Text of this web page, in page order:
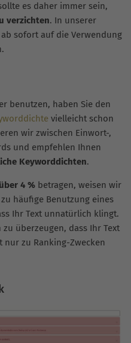
es daher immer sein,
verzichten. In unserer
sofort auf die Verwendung
benutzen, haben Sie den
vielleicht schon
wir zwischen Einwort-,
und empfehlen Ihnen
Keyworddichten.
4 % betragen, weisen wir
häufige Benutzung eines
Ihr Text unnatürlich klingt.
überzeugen, dass Ihr Text
zu Ranking-Zwecken